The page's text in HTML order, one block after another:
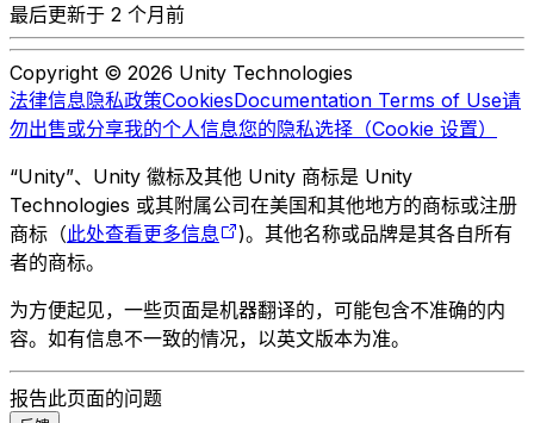
最后更新于 2 个月前
Copyright © 2026 Unity Technologies
法律信息隐私政策CookiesDocumentation Terms of Use请
勿出售或分享我的个人信息您的隐私选择（Cookie 设置）
“Unity”、Unity 徽标及其他 Unity 商标是 Unity
Technologies 或其附属公司在美国和其他地方的商标或注册
商标（此处查看更多信息
)。其他名称或品牌是其各自所有
者的商标。
为方便起见，一些页面是机器翻译的，可能包含不准确的内
容。如有信息不一致的情况，以英文版本为准。
报告此页面的问题